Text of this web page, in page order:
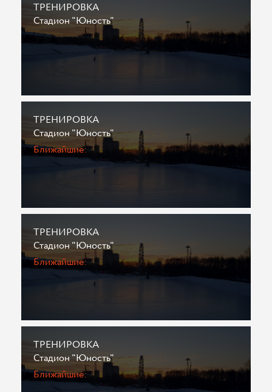
ТРЕНИРОВКА
Стадион "Юность"
ТРЕНИРОВКА
Стадион "Юность"
Ближайшие:
ТРЕНИРОВКА
Стадион "Юность"
Ближайшие:
ТРЕНИРОВКА
Стадион "Юность"
Ближайшие: